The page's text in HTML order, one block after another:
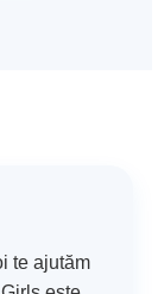
te ajutăm